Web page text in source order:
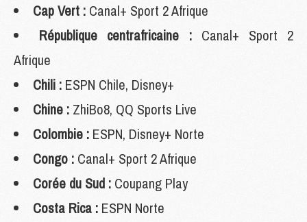
Cap Vert : Canal+ Sport 2 Afrique
République centrafricaine :Canal+ Sport 2
Afrique
Chili : ESPN Chile, Disney+
Chine : ZhiBo8, QQ Sports Live
Colombie : ESPN, Disney+ Norte
Congo : Canal+ Sport 2 Afrique
Corée du Sud : Coupang Play
Costa Rica : ESPN Norte